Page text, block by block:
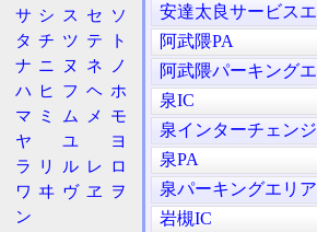
安達太良サービス
阿武隈PA
阿武隈パーキング
泉IC
泉インターチェンジ
泉PA
泉パーキングエリア
岩槻IC
サ シ ス セ ソ
タ チ ツ テ
ト
ナ ニ ヌ ネ
ノ
ハ ヒ フ ヘ ホ
マ ミ ム メ
モ
ヤ
ユ
ヨ
ラ
リ ル レ ロ
ワ ヰ ヴ ヱ
ヲ
ン